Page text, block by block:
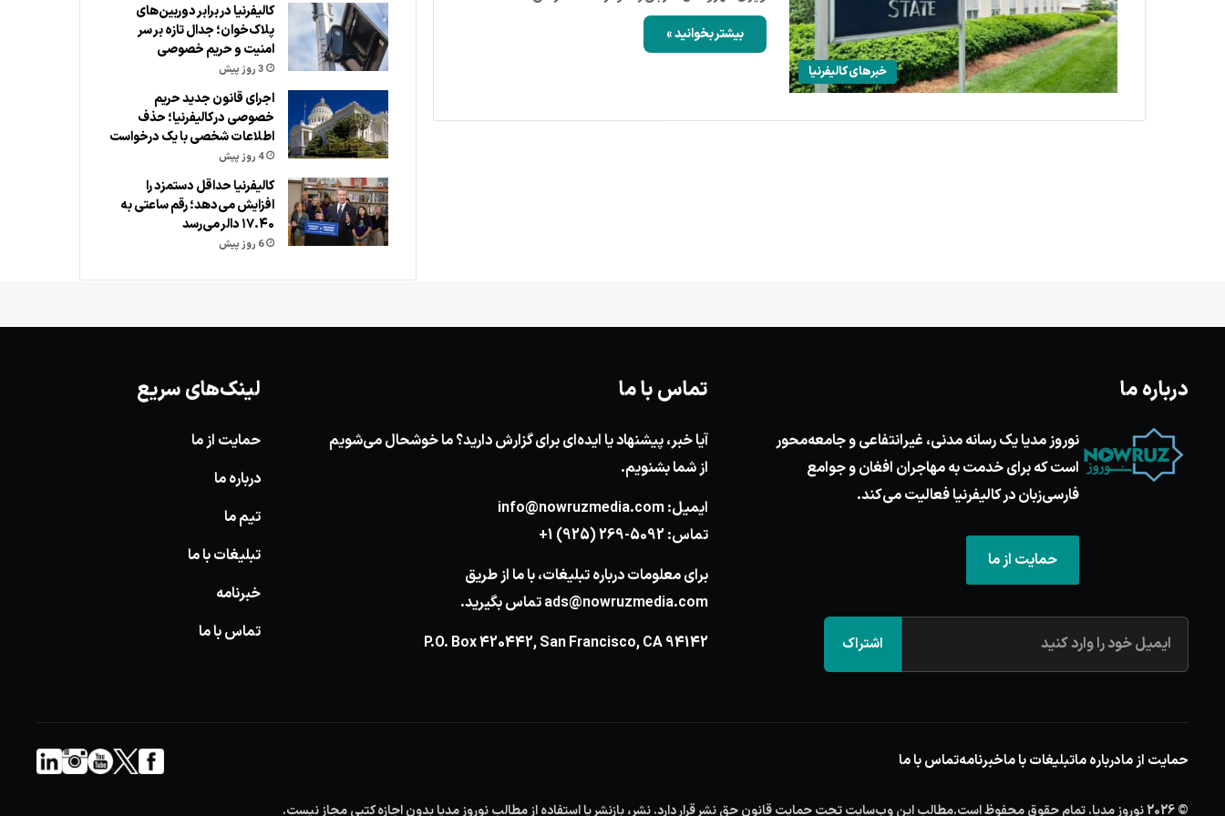
خبرهای کالیفرنیا
بیشتر بخوانید »
کالیفرنیا در برابر دوربین‌های
پلاک‌خوان؛ جدال تازه بر سر
امنیت و حریم خصوصی
3 روز پیش
اجرای قانون جدید حریم
خصوصی در کالیفرنیا؛ حذف
اطلاعات شخصی با یک درخواست
4 روز پیش
کالیفرنیا حداقل دستمزد را
افزایش می‌دهد؛ رقم ساعتی به
۱۷.۴۰ دالر می‌رسد
6 روز پیش
درباره ما
نوروز مدیا یک رسانه مدنی، غیرانتفاعی و جامعه‌محور
است که برای خدمت به مهاجران افغان و جوامع
فارسی‌زبان در کالیفرنیا فعالیت می‌کند.
حمایت از ما
اشتراک
تماس با ما
آیا خبر، پیشنهاد یا ایده‌ای برای گزارش دارید؟ ما خوشحال می‌شویم
از شما بشنویم.
ایمیل:info@nowruzmedia.com
تماس:+1 (925) 269-5092
برای معلومات درباره تبلیغات، با ما از طریق
ads@nowruzmedia.comتماس بگیرید.
P.O. Box 420442, San Francisco, CA 94142
لینک‌های سریع
حمایت از ما
درباره ما
تیم ما
تبلیغات با ما
خبرنامه
تماس با ما
حمایت از مادرباره ماتبلیغات با ماخبرنامهتماس با ما
© 2026 نوروز مدیا. تمام حقوق محفوظ است. مطالب این وب‌سایت تحت حمایت قانون حق نشر قرار دارد. نشر، بازنشر یا استفاده از مطالب نوروز مدیا بدون اجازه کتبی مجاز نیست.